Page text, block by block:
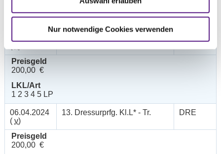
Nur notwendige Cookies verwenden
LKL/Art
2 3 4 5 6 LP
Preisgeld
200,00 €
LKL/Art
1 2 3 4 5 LP
06.04.2024
( v)
13. Dressurprfg. Kl.L* - Tr. DRE
Preisgeld
200,00 €